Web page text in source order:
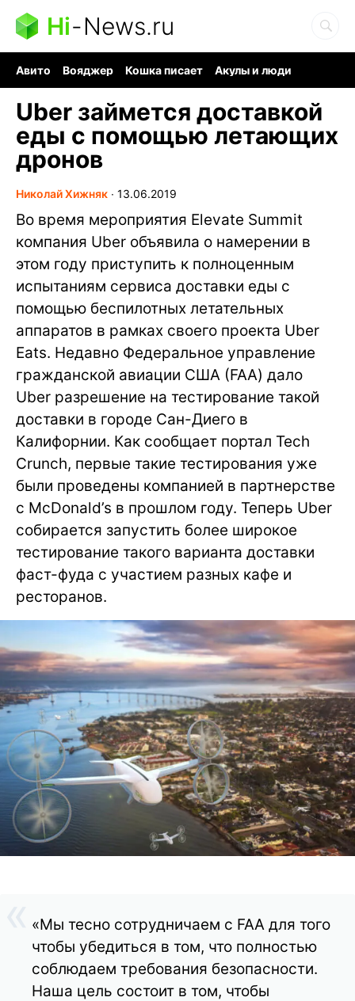
Hi-News.ru
Авито Вояджер Кошка писает
Акулы и люди
Uber займется доставкой
еды с помощью летающих
дронов
Николай Хижняк ∙ 13.06.2019
Во время мероприятия Elevate Summit
компания Uber объявила о намерении в
этом году приступить к полноценным
испытаниям сервиса доставки еды с
помощью беспилотных летательных
аппаратов в рамках своего проекта Uber
Eats. Недавно Федеральное управление
гражданской авиации США (FAA) дало
Uber разрешение на тестирование такой
доставки в городе Сан-Диего в
Калифорнии. Как сообщает портал Tech
Crunch, первые такие тестирования уже
были проведены компанией в партнерстве
с McDonald’s в прошлом году. Теперь Uber
собирается запустить более широкое
тестирование такого варианта доставки
фаст-фуда с участием разных кафе и
ресторанов.
«Мы тесно сотрудничаем с FAA для того
чтобы убедиться в том, что полностью
соблюдаем требования безопасности.
Наша цель состоит в том, чтобы